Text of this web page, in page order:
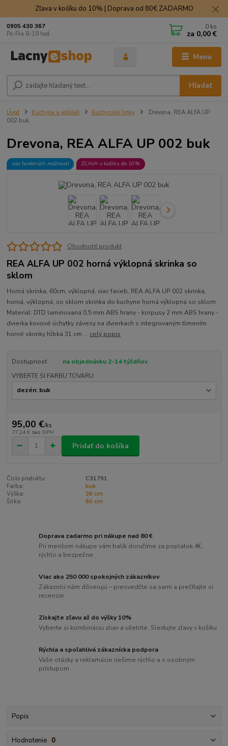
Zľava v košíku do 10% | Doprava od 80€ ZADARMO
Menu
Hľadať
0905 430 367
Po-Pia 8-18 hod.
0 ks
za 0,00 €
Úvod Kuchyňa a jedáleň Kuchynské linky
Drevona, REA ALFA UP
002 buk
Drevona, REA ALFA UP 002 buk
viac farebných možností ZĽAVA v košíku do 10%
Ohodnotiť produkt
REA ALFA UP 002 horná výklopná skrinka so
sklom
Horná skrinka, 60cm, výklopná, viac farieb, REA ALFA UP 002 skrinka,
horná, výklopná, so sklom skrinka do kuchyne horná výklopná so sklom
Materiál: DTD laminovaná 0,5 mm ABS hrany - korpusy 2 mm ABS hrany -
dvierka kovové úchytky závesy na dvierkach s integrovaným tlmením
horné skrinky hĺbka 31 cm ... celý popis
Dostupnosť
na objednávku 2-14 týždňov
VYBERTE SI FARBU TOVARU
95,00 €/ks
77,24 € bez DPH
Pridať do košíka
Číslo produktu:
C31791
Farba:
buk
Výška:
36 cm
Šírka:
60 cm
Doprava zadarmo pri nákupe nad 80 €
Pri menšom nákupe vám balík doručíme za poplatok 4€,
rýchlo a bezpečne
Viac ako 250 000 spokojných zákazníkov
Zákazníci nám dôverujú – presvedčte sa sami a prečítajte si
recenzie
Získajte zľavu až do výšky 10%
Vyberte si kombináciu zliav a ušetrite. Sledujte zľavy v košíku
Rýchla a spoľahlivá zákaznícka podpora
Vaše otázky a reklamácie riešime rýchlo a s osobným
prístupom
Popis
Hodnotenie 0